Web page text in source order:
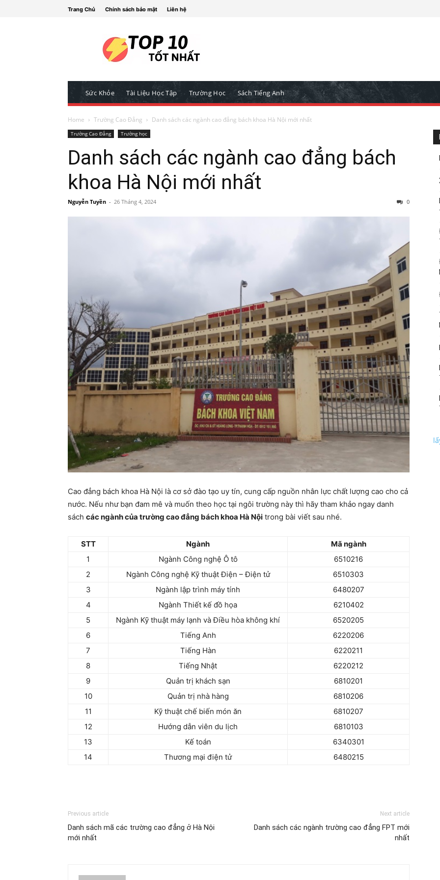
Trang Chủ Chính sách bảo mật Liên hệ
Sức Khỏe Tài Liệu Học Tập Trường Học Sách Tiếng Anh
Home Trường Cao Đẳng Danh sách các ngành cao đẳng bách khoa Hà Nội mới nhất
Trường Cao Đẳng Trường học
Danh sách các ngành cao đẳng bách
khoa Hà Nội mới nhất
Nguyễn Tuyền - 26 Tháng 4, 2024 0
Cao đẳng bách khoa Hà Nội là cơ sở đào tạo uy tín, cung cấp nguồn nhân lực chất lượng cao cho cả
nước. Nếu như bạn đam mê và muốn theo học tại ngôi trường này thì hãy tham khảo ngay danh
sách các ngành của trường cao đẳng bách khoa Hà Nội trong bài viết sau nhé.
STT Ngành
Mã ngành
1
Ngành Công nghệ Ô tô
6510216
2
Ngành Công nghệ Kỹ thuật Điện – Điện tử
6510303
3
Ngành lập trình máy tính
6480207
4
Ngành Thiết kế đồ họa
6210402
5
Ngành Kỹ thuật máy lạnh và Điều hòa không khí
6520205
6
Tiếng Anh
6220206
7
Tiếng Hàn
6220211
8
Tiếng Nhật
6220212
9
Quản trị khách sạn
6810201
10
Quản trị nhà hàng
6810206
11
Kỹ thuật chế biến món ăn
6810207
12
Hướng dẫn viên du lịch
6810103
13
Kế toán
6340301
14
Thương mại điện tử 6480215
Previous article
Danh sách mã các trường cao đẳng ở Hà Nội
mới nhất
Next article
Danh sách các ngành trường cao đẳng FPT mới
nhất